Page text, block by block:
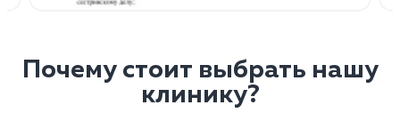
Почему стоит выбрать нашу
клинику?